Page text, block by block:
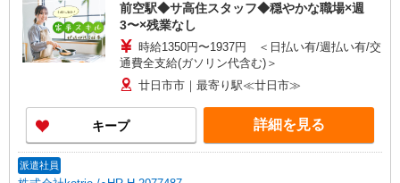
前空駅◆サ高住スタッフ◆穏やかな職場×週
3〜×残業なし
時給1350円〜1937円 ＜日払い有/週払い有/交
通費全支給(ガソリン代含む)＞
廿日市市｜最寄り駅≪廿日市≫
キープ 詳細を見る
派遣社員